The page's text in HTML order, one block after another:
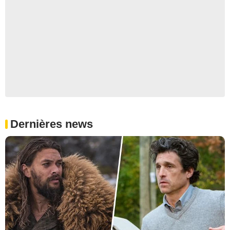
Dernières news